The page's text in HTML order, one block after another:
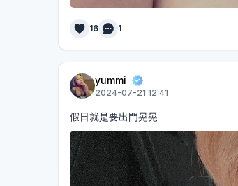
16 1
yummi
2024-07-21 12:41
假日就是要出門晃晃